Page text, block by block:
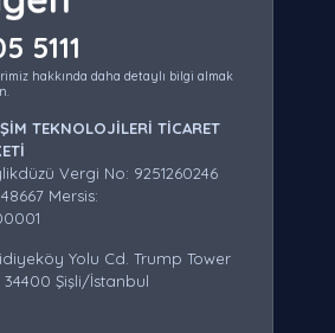
5111
hakkında daha detaylı bilgi almak
TEKNOLOJİLERİ TİCARET
Vergi No: 9251260246
Mersis:
Yolu Cd. Trump Tower
34400 Şişli/İstanbul